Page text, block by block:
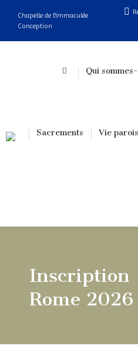
Chapelle de l'Immaculée
Conception
Qui
Sacrements Vie
Inscription
Rome 2026